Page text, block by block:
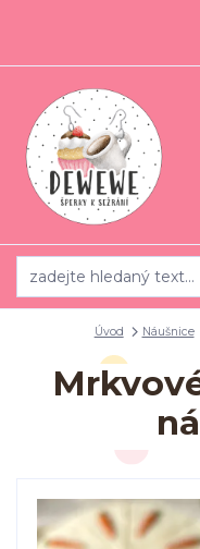
Úvod Náušnice